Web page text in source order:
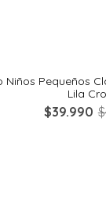
Niños Pequeños
Lila
$39.990 $